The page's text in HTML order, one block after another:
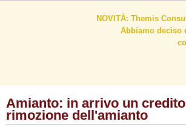
NOVITÀ: Themis
Abbiamo deciso
Amianto: in arrivo un
rimozione dell'amianto